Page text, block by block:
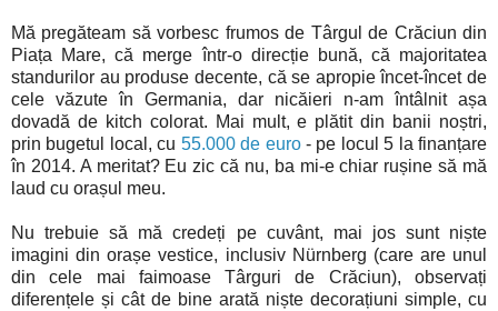
Mă pregăteam să vorbesc frumos de Târgul de Crăciun din
Piața Mare, că merge într-o direcție bună, că majoritatea
standurilor au produse decente, că se apropie încet-încet de
cele văzute în Germania, dar nicăieri n-am întâlnit așa
dovadă de kitch colorat. Mai mult, e plătit din banii noștri,
prin bugetul local, cu 55.000 de euro- pe locul 5 la finanțare
în 2014. A meritat? Eu zic că nu, ba mi-e chiar rușine să mă
laud cu orașul meu.
Nu trebuie să mă credeți pe cuvânt, mai jos sunt niște
imagini din orașe vestice, inclusiv Nürnberg (care are unul
din cele mai faimoase Târguri de Crăciun), observați
diferențele și cât de bine arată niște decorațiuni simple, cu